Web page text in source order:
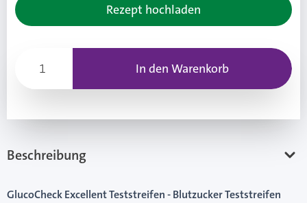
Rezept hochladen
In den Warenkorb
Beschreibung
GlucoCheck Excellent Teststreifen - Blutzucker Teststreifen